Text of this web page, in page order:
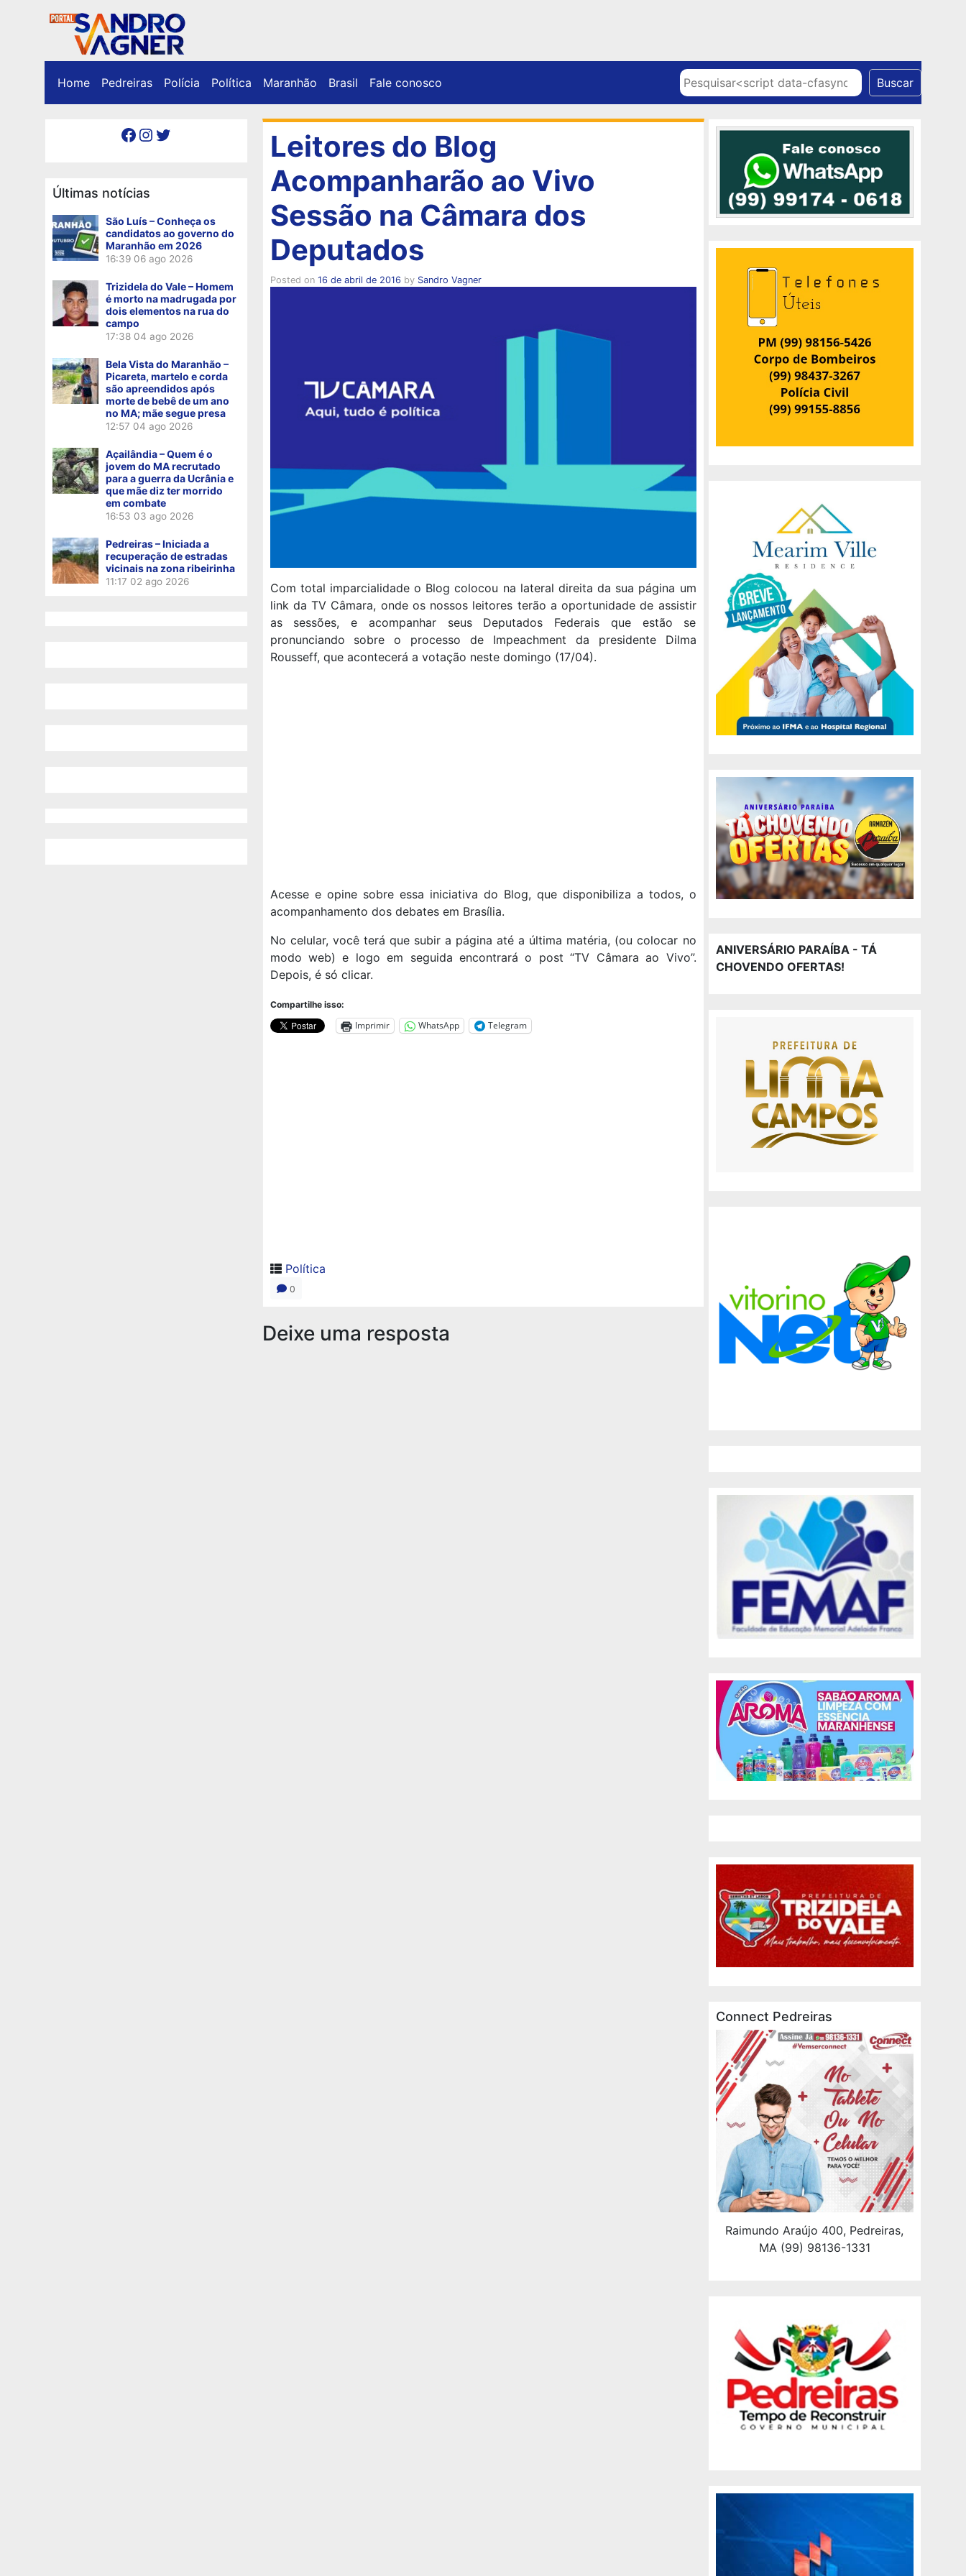
Home Pedreiras Polícia Política Maranhão Brasil Fale conosco Pesquisar Buscar
Facebook Instagram Twitter
Últimas notícias
São Luís – Conheça os
candidatos ao governo do
Maranhão em 2026
16:39 06 ago 2026
Trizidela do Vale – Homem
é morto na madrugada por
dois elementos na rua do
campo
17:38 04 ago 2026
Bela Vista do Maranhão –
Picareta, martelo e corda
são apreendidos após
morte de bebê de um ano
no MA; mãe segue presa
12:57 04 ago 2026
Açailândia – Quem é o
jovem do MA recrutado
para a guerra da Ucrânia e
que mãe diz ter morrido
em combate
16:53 03 ago 2026
Pedreiras – Iniciada a
recuperação de estradas
vicinais na zona ribeirinha
11:17 02 ago 2026
Leitores do Blog
Acompanharão ao Vivo
Sessão na Câmara dos
Deputados
Posted on 16 de abril de 2016 by Sandro Vagner
Com total imparcialidade o Blog colocou na lateral direita da sua página um
link da TV Câmara, onde os nossos leitores terão a oportunidade de assistir
as sessões, e acompanhar seus Deputados Federais que estão se
pronunciando sobre o processo de Impeachment da presidente Dilma
Rousseff, que acontecerá a votação neste domingo (17/04).
Acesse e opine sobre essa iniciativa do Blog, que disponibiliza a todos, o
acompanhamento dos debates em Brasília.
No celular, você terá que subir a página até a última matéria, (ou colocar no
modo web) e logo em seguida encontrará o post “TV Câmara ao Vivo”.
Depois, é só clicar.
Compartilhe isso:
Imprimir WhatsApp Telegram
Política
0
Deixe uma resposta
ANIVERSÁRIO PARAÍBA - TÁ
CHOVENDO OFERTAS!
Connect Pedreiras
Raimundo Araújo 400, Pedreiras,
MA (99) 98136-1331